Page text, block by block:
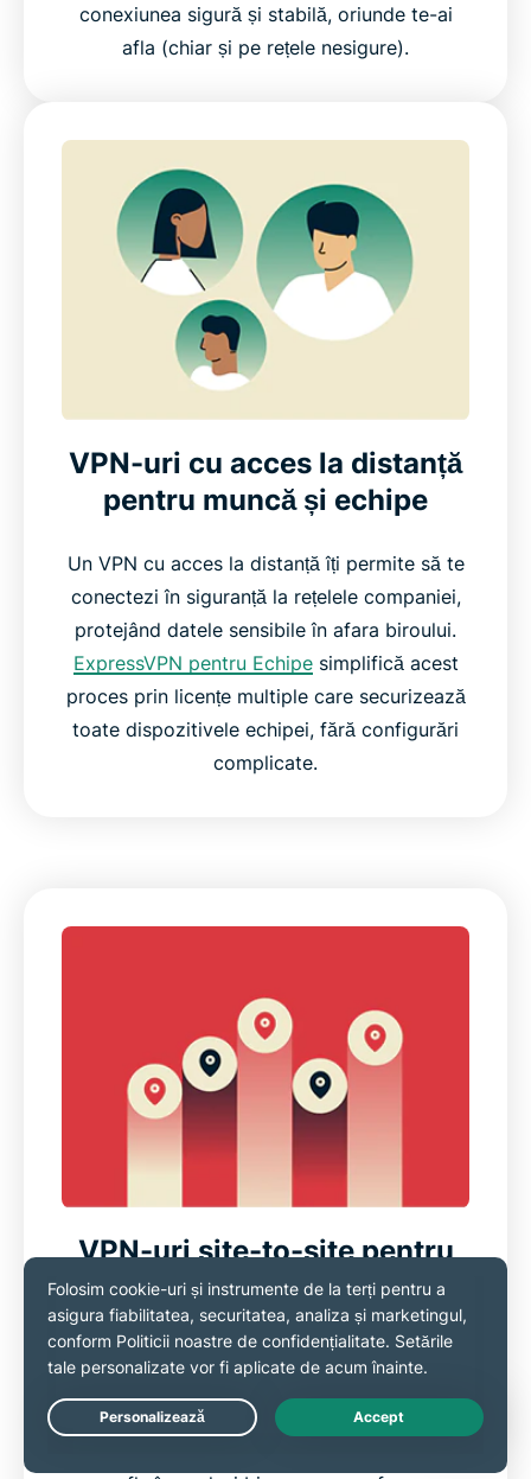
conexiunea sigură și stabilă, oriunde te-ai
afla (chiar și pe rețele nesigure).
VPN-uri cu acces la distanță
pentru muncă și echipe
Un VPN cu acces la distanță îți permite să te
conectezi în siguranță la rețelele companiei,
protejând datele sensibile în afara biroului.
ExpressVPN pentru Echipesimplifică acest
proces prin licențe multiple care securizează
toate dispozitivele echipei, fără configurări
complicate.
VPN-uri site-to-site pentru
companii
Un VPN site-to-site conectează diferite
locații ale unei companii printr-un tunel
securizat și criptat. Astfel, echipele pot
Live Chat